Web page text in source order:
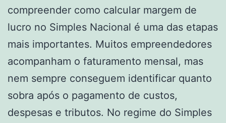
compreender como calcular margem de
lucro no Simples Nacional é uma das etapas
mais importantes. Muitos empreendedores
acompanham o faturamento mensal, mas
nem sempre conseguem identificar quanto
sobra após o pagamento de custos,
despesas e tributos. No regime do Simples